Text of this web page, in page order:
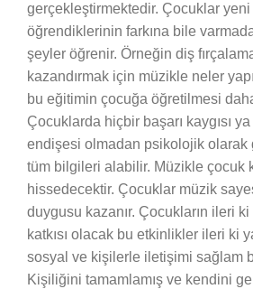
gerçekleştirmektedir. Çocuklar
öğrendiklerinin farkına bile
şeyler öğrenir. Örneğin diş fırçalama
kazandırmak için müzikle neler
bu eğitimin çocuğa öğretilmesi
Çocuklarda hiçbir başarı kaygısı ya
endişesi olmadan psikolojik olarak
tüm bilgileri alabilir. Müzikle çocuk
hissedecektir. Çocuklar müzik
duygusu kazanır. Çocukların ileri
katkısı olacak bu etkinlikler ileri ki
sosyal ve kişilerle iletişimi sağlam
Kişiliğini tamamlamış ve kendini